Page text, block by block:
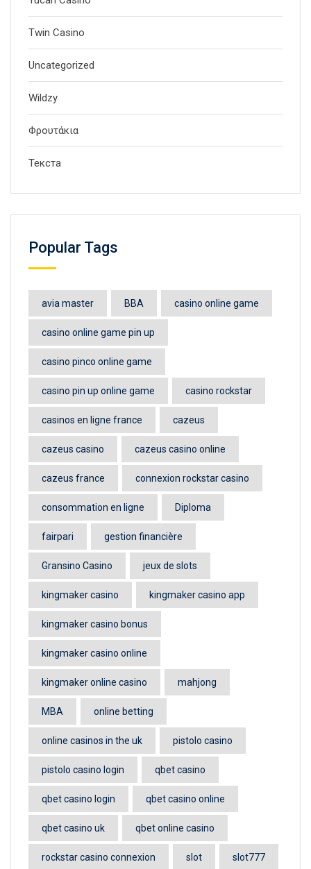
Twin Casino
Uncategorized
Wildzy
Φρουτάκια
Текста
Popular Tags
avia master BBA casino online game
casino online game pin up
casino pinco online game
casino pin up online game casino rockstar
casinos en ligne france cazeus
cazeus casino cazeus casino online
cazeus france connexion rockstar casino
consommation en ligne Diploma
fairpari gestion financière
Gransino Casino jeux de slots
kingmaker casino kingmaker casino app
kingmaker casino bonus
kingmaker casino online
kingmaker online casino mahjong
MBA online betting
online casinos in the uk pistolo casino
pistolo casino login qbet casino
qbet casino login qbet casino online
qbet casino uk qbet online casino
rockstar casino connexion slot slot777